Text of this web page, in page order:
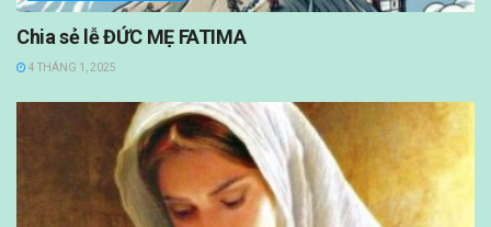
Chia sẻ lễ ĐỨC MẸ FATIMA
4 THÁNG 1, 2025